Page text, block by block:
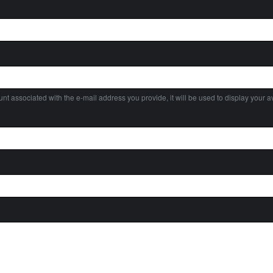
associated with the e-mail address you provide, it will be used to display your